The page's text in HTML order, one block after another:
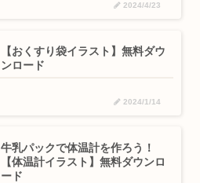
2024/4/23
【おくすり袋イラスト】無料ダウ
ンロード
2024/1/14
牛乳パックで体温計を作ろう！
【体温計イラスト】無料ダウンロ
ード